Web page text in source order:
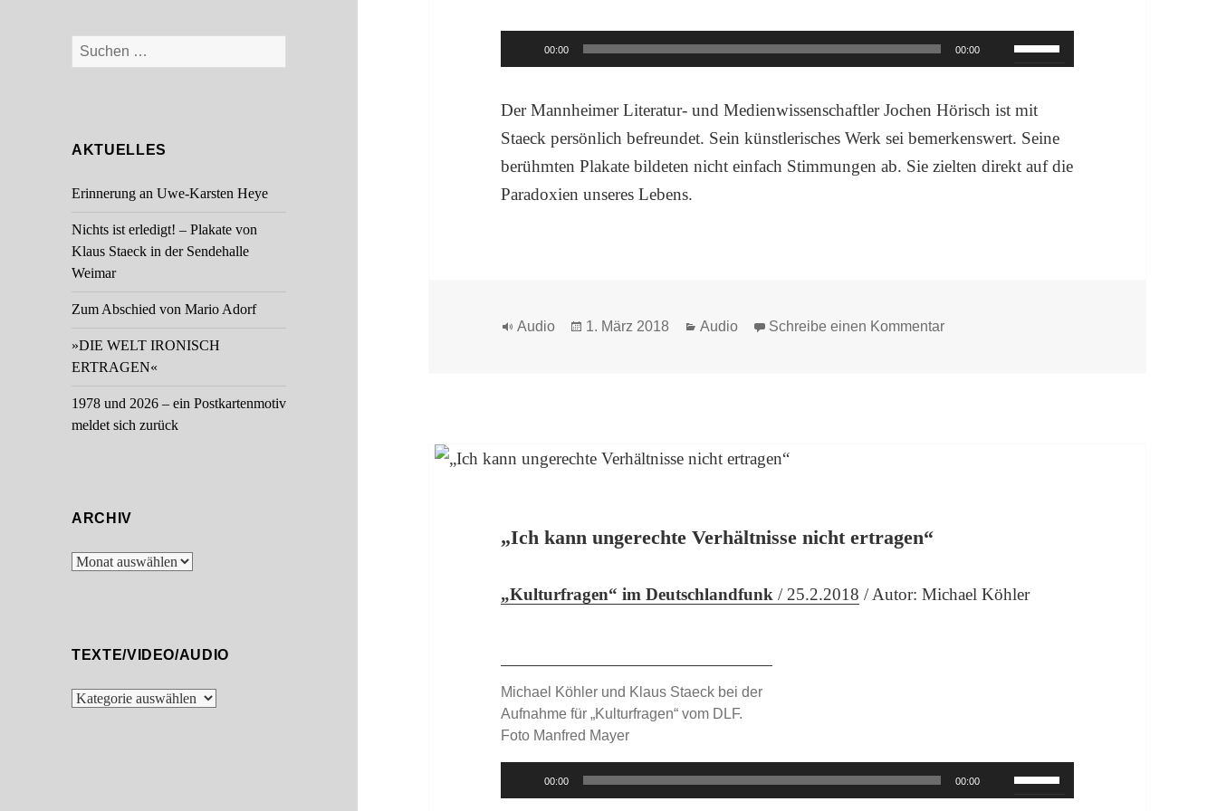
Suchen
nach:
AKTUELLES
Erinnerung an Uwe-Karsten Heye
Nichts ist erledigt! – Plakate von
Klaus Staeck in der Sendehalle
Weimar
Zum Abschied von Mario Adorf
»DIE WELT IRONISCH
ERTRAGEN«
1978 und 2026 – ein Postkartenmotiv
meldet sich zurück
ARCHIV
Archiv
TEXTE/VIDEO/AUDIO
Texte/Video/Audio
Audio-
Player
00:00 00:00
Pfeiltasten
Hoch/Runter
benutzen,
um
Der Mannheimer Literatur- und Medienwissenschaftler Jochen Hörisch ist mit
Staeck persönlich befreundet. Sein künstlerisches Werk sei bemerkenswert. Seine
berühmten Plakate bildeten nicht einfach Stimmungen ab. Sie zielten direkt auf die
Paradoxien unseres Lebens.
Format
Audio
Veröffentlicht
1. März 2018 Kategorien
Audio Schreibe einen Kommentarzu „Staeck trifft die Paradoxien des
„Ich kann ungerechte Verhältnisse nicht ertragen“
„Kulturfragen“ im Deutschlandfunk / 25.2.2018 / Autor: Michael Köhler
Michael Köhler und Klaus Staeck bei der
Aufnahme für „Kulturfragen“ vom DLF.
Foto Manfred Mayer
00:00 00:00
Pfeiltasten
Hoch/Runter